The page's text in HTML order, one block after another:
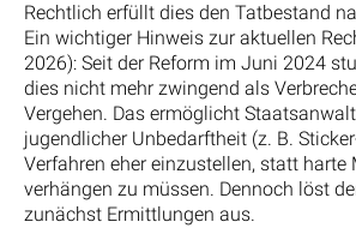
Rechtlich erfüllt dies den Tatbestand
Ein wichtiger Hinweis zur aktuellen
2026): Seit der Reform im Juni 2024
dies nicht mehr zwingend als
Vergehen. Das ermöglicht
jugendlicher Unbedarftheit (z. B.
Verfahren eher einzustellen, statt harte
verhängen zu müssen. Dennoch löst
zunächst Ermittlungen aus.